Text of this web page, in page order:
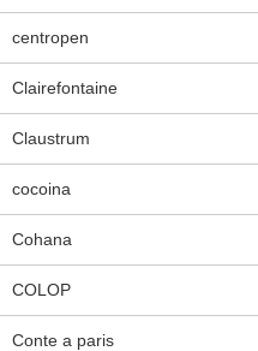
centropen
Clairefontaine
Claustrum
cocoina
Cohana
COLOP
Conte a paris